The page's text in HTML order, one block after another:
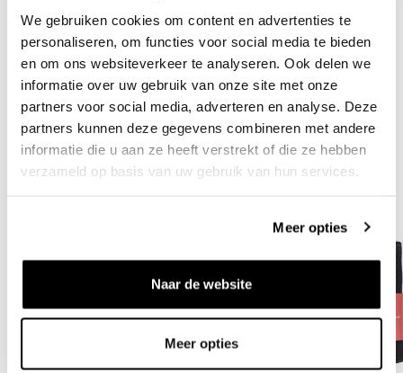
We gebruiken cookies om content en advertenties te
personaliseren, om functies voor social media te bieden
en om ons websiteverkeer te analyseren. Ook delen we
informatie over uw gebruik van onze site met onze
partners voor social media, adverteren en analyse. Deze
partners kunnen deze gegevens combineren met andere
informatie die u aan ze heeft verstrekt of die ze hebben
verzameld op basis van uw gebruik van hun services.
Meer opties
Naar de website
Meer opties
info@bruut.nl Live chat Whatsapp
Over dit product
Verzenden & retourneren
Gerelateerde producten